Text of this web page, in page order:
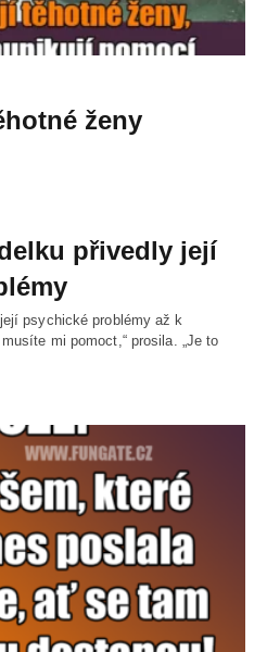
ženy
přivedly její
psychické problémy až k
mi pomoct,“ prosila. „Je to